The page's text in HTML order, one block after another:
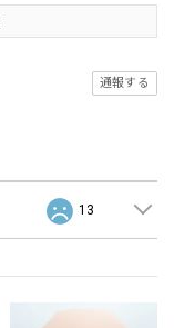
通報する
13